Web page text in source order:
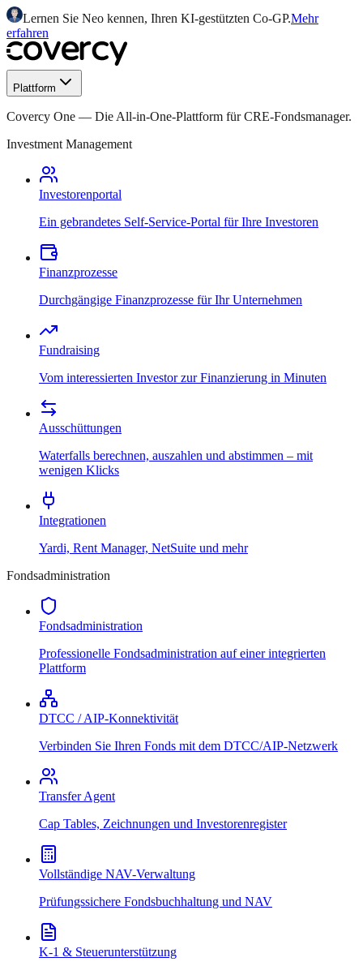
Lernen Sie Neo kennen, Ihren KI-gestützten Co-GP.Mehr
erfahren
Plattform
Covercy One — Die All-in-One-Plattform für CRE-Fondsmanager.
Investment Management
Investorenportal
Ein gebrandetes Self-Service-Portal für Ihre Investoren
Finanzprozesse
Durchgängige Finanzprozesse für Ihr Unternehmen
Fundraising
Vom interessierten Investor zur Finanzierung in Minuten
Ausschüttungen
Waterfalls berechnen, auszahlen und abstimmen – mit
wenigen Klicks
Integrationen
Yardi, Rent Manager, NetSuite und mehr
Fondsadministration
Fondsadministration
Professionelle Fondsadministration auf einer integrierten
Plattform
DTCC / AIP-Konnektivität
Verbinden Sie Ihren Fonds mit dem DTCC/AIP-Netzwerk
Transfer Agent
Cap Tables, Zeichnungen und Investorenregister
Vollständige NAV-Verwaltung
Prüfungssichere Fondsbuchhaltung und NAV
K-1 & Steuerunterstützung